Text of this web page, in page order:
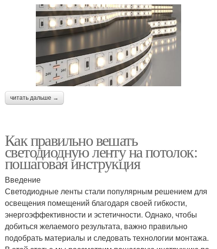
читать дальше →
Как правильно вешать
светодиодную ленту на потолок:
пошаговая инструкция
Введение
Светодиодные ленты стали популярным решением для
освещения помещений благодаря своей гибкости,
энергоэффективности и эстетичности. Однако, чтобы
добиться желаемого результата, важно правильно
подобрать материалы и следовать технологии монтажа.